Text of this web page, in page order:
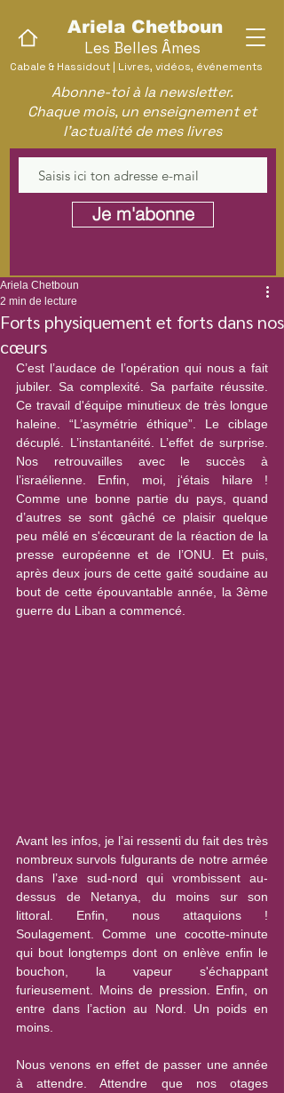
Cabale & Hassidout | Livres, vidéos, événements
Ariela Chetboun
Les Belles Âmes
Abonne-toi à la newsletter.
Chaque mois, un enseignement et
l'actualité de mes livres
Je m'abonne
Forts physiquement et forts dans nos
cœurs
Ariela Chetboun
2 min de lecture
C’est l’audace de l’opération qui nous a fait
jubiler. Sa complexité. Sa parfaite réussite.
Ce travail d'équipe minutieux de très longue
haleine. “L’asymétrie éthique”. Le ciblage
décuplé. L’instantanéité. L’effet de surprise.
Nos retrouvailles avec le succès à
l’israélienne. Enfin, moi, j‘étais hilare !
Comme une bonne partie du pays, quand
d’autres se sont gâché ce plaisir quelque
peu mêlé en s'écœurant de la réaction de la
presse européenne et de l’ONU. Et puis,
après deux jours de cette gaité soudaine au
bout de cette épouvantable année, la 3ème
guerre du Liban a commencé.
Avant les infos, je l’ai ressenti du fait des très
nombreux survols fulgurants de notre armée
dans l’axe sud-nord qui vrombissent au-
dessus de Netanya, du moins sur son
littoral. Enfin, nous attaquions !
Soulagement. Comme une cocotte-minute
qui bout longtemps dont on enlève enfin le
bouchon, la vapeur s'échappant
furieusement. Moins de pression. Enfin, on
entre dans l’action au Nord. Un poids en
moins.
Nous venons en effet de passer une année
à attendre. Attendre que nos otages